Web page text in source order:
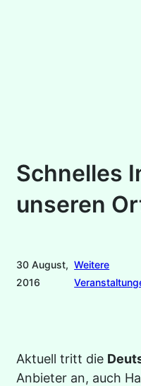
Schnelles
unseren
30 August,
2016
Weitere
Aktuell tritt die
Anbieter an, auch